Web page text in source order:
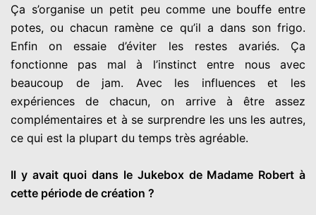
Ça s’organise un petit peu comme une bouffe entre
potes, ou chacun ramène ce qu’il a dans son frigo.
Enfin on essaie d’éviter les restes avariés. Ça
fonctionne pas mal à l’instinct entre nous avec
beaucoup de jam. Avec les influences et les
expériences de chacun, on arrive à être assez
complémentaires et à se surprendre les uns les autres,
ce qui est la plupart du temps très agréable.
Il y avait quoi dans le Jukebox de Madame Robert à
cette période de création ?